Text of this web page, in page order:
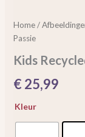
Home/
Passie
Kids
€ 25,99
Kleur
T
Pure
aantal